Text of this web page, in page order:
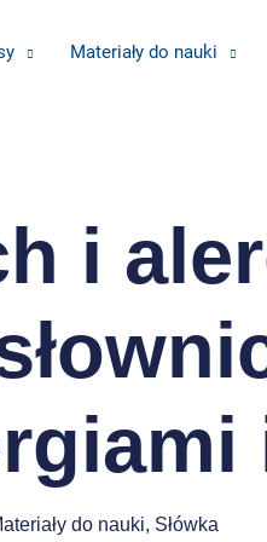
Materiały do nauki
i
do nauki, Słówka